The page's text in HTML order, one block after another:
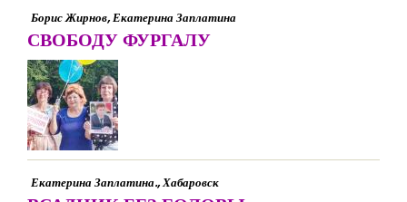
Борис Жирнов, Екатерина Заплатина
СВОБОДУ ФУРГАЛУ
Екатерина Заплатина., Хабаровск